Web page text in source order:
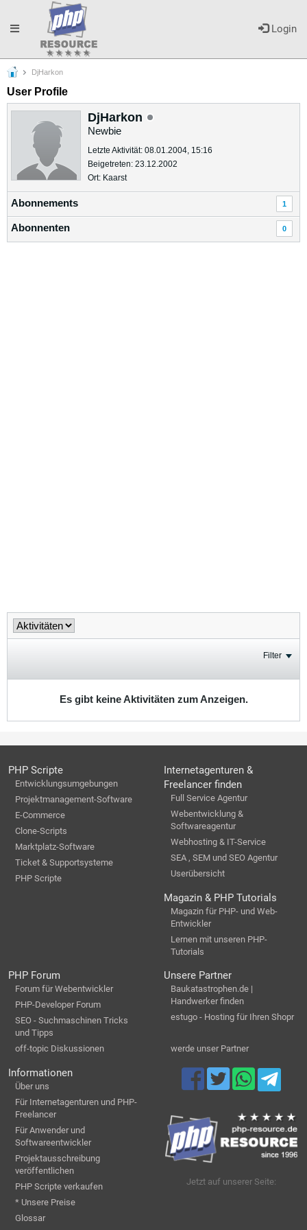
Login
Toggle
navigation
DjHarkon
User Profile
DjHarkon
Newbie
Letzte Aktivität: 08.01.2004, 15:16
Beigetreten: 23.12.2002
Ort: Kaarst
Abonnements 1
Abonnenten 0
Filter
Es gibt keine Aktivitäten zum Anzeigen.
PHP Scripte
Entwicklungsumgebungen
Projektmanagement-Software
E-Commerce
Clone-Scripts
Marktplatz-Software
Ticket & Supportsysteme
PHP Scripte
Internetagenturen &
Freelancer finden
Full Service Agentur
Webentwicklung &
Softwareagentur
Webhosting & IT-Service
SEA , SEM und SEO Agentur
Userübersicht
Magazin & PHP Tutorials
Magazin für PHP- und Web-
Entwickler
Lernen mit unseren PHP-
Tutorials
PHP Forum
Forum für Webentwickler
PHP-Developer Forum
SEO - Suchmaschinen Tricks
und Tipps
off-topic Diskussionen
Unsere Partner
Baukatastrophen.de |
Handwerker finden
estugo - Hosting für Ihren Shopr
werde unser Partner
Informationen
Über uns
Für Internetagenturen und PHP-
Freelancer
Für Anwender und
Softwareentwickler
Projektausschreibung
veröffentlichen
PHP Scripte verkaufen
* Unsere Preise
Glossar
Jetzt auf unserer Seite: